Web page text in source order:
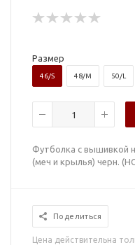
Размер
46/S 48/M 50/L
Футболка с вышивкой
(меч и крылья) черн.
Поделиться
Цена действительна